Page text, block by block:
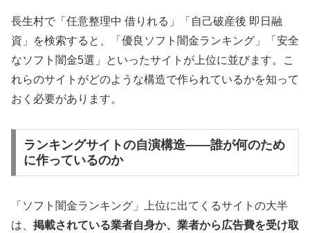
長生村で「任意整理中 借りれる」「自己破産後 即日融
資」を検索すると、「優良ソフト闇金ランキング」「安全
なソフト闇金5選」といったサイトが上位に並びます。こ
れらのサイトがどのような構造で作られているかを知って
おく必要があります。
ランキングサイトの自演構造——誰が何のため
に作っているのか
「ソフト闇金ランキング」上位に出てくるサイトの大半
は、 掲載されている業者自身か、業者から広告費を受け取